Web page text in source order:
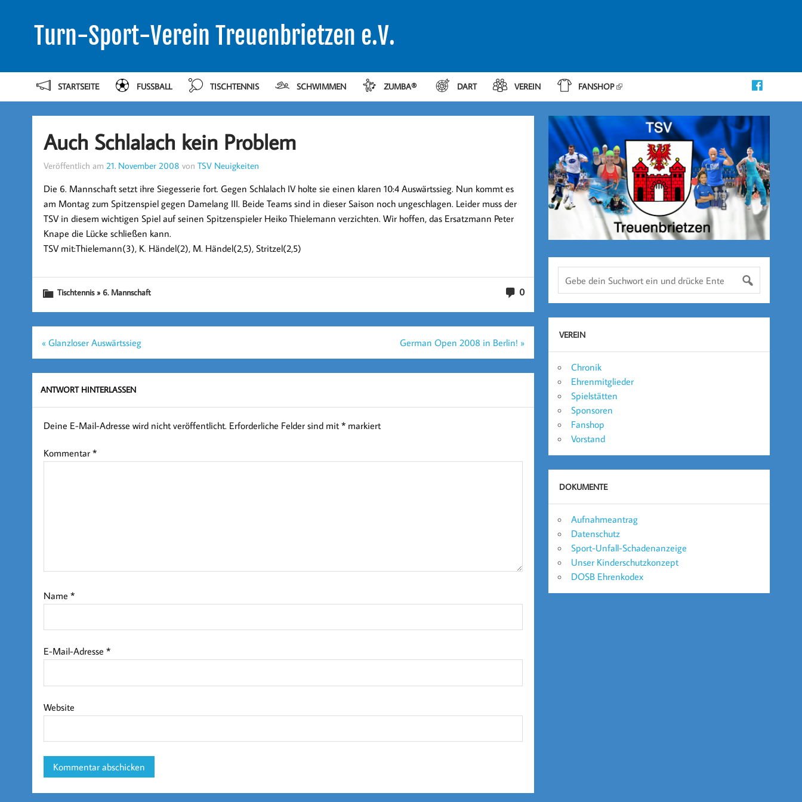
Turn-Sport-Verein Treuenbrietzen e.V.
STARTSEITE FUSSBALL TISCHTENNIS SCHWIMMEN ZUMBA® DART VEREIN FANSHOP
Auch Schlalach kein Problem
Veröffentlich am 21. November 2008 von TSV Neuigkeiten
Die 6. Mannschaft setzt ihre Siegesserie fort. Gegen Schlalach IV holte sie einen klaren 10:4 Auswärtssieg. Nun kommt es
am Montag zum Spitzenspiel gegen Damelang III. Beide Teams sind in dieser Saison noch ungeschlagen. Leider muss der
TSV in diesem wichtigen Spiel auf seinen Spitzenspieler Heiko Thielemann verzichten. Wir hoffen, das Ersatzmann Peter
Knape die Lücke schließen kann.
TSV mit:Thielemann(3), K. Händel(2), M. Händel(2,5), Stritzel(2,5)
0
Tischtennis » 6. Mannschaft
Beitragsnavigation
« Glanzloser Auswärtssieg German Open 2008 in Berlin! »
ANTWORT HINTERLASSEN
Deine E-Mail-Adresse wird nicht veröffentlicht. Erforderliche Felder sind mit *markiert
Kommentar *
Name *
E-Mail-Adresse *
Website
VEREIN
Chronik
Ehrenmitglieder
Spielstätten
Sponsoren
Fanshop
Vorstand
DOKUMENTE
Aufnahmeantrag
Datenschutz
Sport-Unfall-Schadenanzeige
Unser Kinderschutzkonzept
DOSB Ehrenkodex